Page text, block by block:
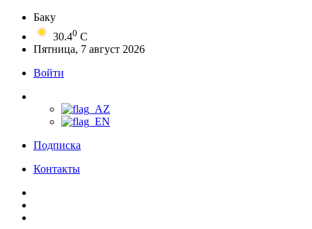
Баку
30.40 C
Пятница, 7 август 2026
Войти
Подписка
Контакты